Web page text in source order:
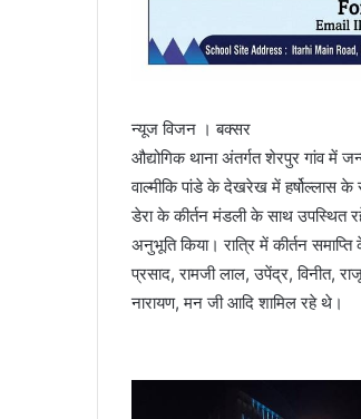
न्यूज विजन । बक्सर
औद्योगिक थाना अंतर्गत शेरपुर गांव में
वाल्मीकि पांडे के देखरेख में हर्षोल्लास
डेरा के कीर्तन मंडली के साथ
अनुभूति किया। रात्रि में कीर्तन
प्रसाद, रामजी लाल, उपेंद्र, विनीत,
नारायण, मन जी आदि शामिल रहे थे।